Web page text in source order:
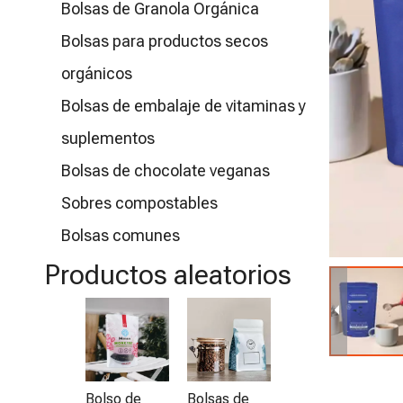
Bolsas de Granola Orgánica
Bolsas para productos secos
orgánicos
Bolsas de embalaje de vitaminas y
suplementos
Bolsas de chocolate veganas
Sobres compostables
Bolsas comunes
Productos aleatorios
Bolso de
Bolsas de
Bolsitas de
té de café
té